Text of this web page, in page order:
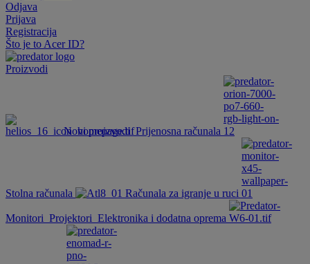
Odjava
Prijava
Registracija
Što je to Acer ID?
Proizvodi
Novi proizvodi Prijenosna računala
Stolna računala Računala za igranje u ruci
Monitori Projektori Elektronika i dodatna oprema